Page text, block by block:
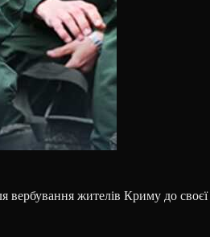
вербування жителів Криму до своєї